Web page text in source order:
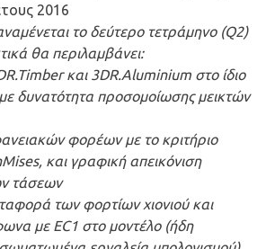
2016
το δεύτερο τετράμηνο (Q2)
θα περιλαμβάνει:
και 3DR.Aluminium στο ίδιο
δυνατότητα προσομοίωσης μεικτών
φορέων με το κριτήριο
και γραφική απεικόνιση
τάσεων
των φορτίων χιονιού και
με EC1 στο μοντέλο (ήδη